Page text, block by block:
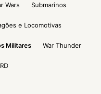
Wars Submarinos
e Locomotivas
Militares War Thunder